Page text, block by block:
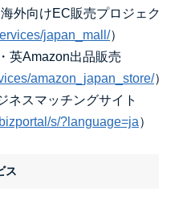
海外向けEC販売プロジェク
japan_mall/）
英Amazon出品販売
amazon_japan_store/）
ネスマッチングサイト
s/?language=ja）
ス